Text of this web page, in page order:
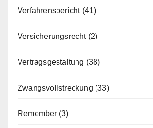
Verfahrensbericht(41)
Versicherungsrecht(2)
Vertragsgestaltung (38)
Zwangsvollstreckung (33)
Remember (3)